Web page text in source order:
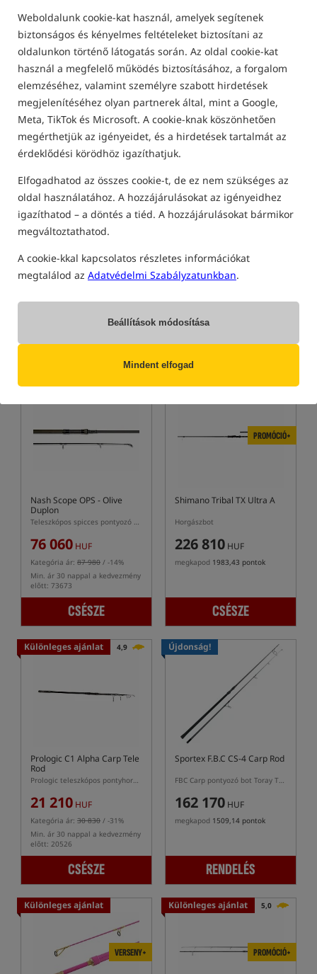
Weboldalunk cookie-kat használ, amelyek segítenek
biztonságos és kényelmes feltételeket biztosítani az
oldalunkon történő látogatás során. Az oldal cookie-kat
használ a megfelelő működés biztosításához, a forgalom
elemzéséhez, valamint személyre szabott hirdetések
megjelenítéséhez olyan partnerek által, mint a Google,
Meta, TikTok és Microsoft. A cookie-knak köszönhetően
megérthetjük az igényeidet, és a hirdetések tartalmát az
érdeklődési körödhöz igazíthatjuk.
Elfogadhatod az összes cookie-t, de ez nem szükséges az
oldal használatához. A hozzájárulásokat az igényeidhez
igazíthatod – a döntés a tiéd. A hozzájárulásokat bármikor
megváltoztathatod.
A cookie-kkal kapcsolatos részletes információkat
megtalálod az Adatvédelmi Szabályzatunkban.
Beállítások módosítása
Mindent elfogad
CSÉSZE CSÉSZE
PONTYOZÓ BOTOK
Különleges ajánlat
Fox EOS-X Rod (Full Shrink)
Pontyozó bot
20 190
Kategória ár:23 760/ -15%
Min. ár 30 nappal a kedvezmény
Rod
Pontyozó bot
358 910
megkapod2318,86 pontok
Különleges ajánlat
Nash Scope OPS - Olive
Duplon
Teleszkópos spicces pontyozó bot
76 060 HUF
Kategória ár: 87 980 / -14%
Min. ár 30 nappal a kedvezmény
előtt: 73673
CSÉSZE
5,0
PROMÓCIÓ+
Shimano Tribal TX Ultra A
Horgászbot
226 810 HUF
megkapod 1983,43 pontok
CSÉSZE
Különleges ajánlat 4,9
Prologic C1 Alpha Carp Tele
Rod
Prologic teleszkópos pontyhorgász bot
21 210 HUF
Kategória ár: 30 830 / -31%
Min. ár 30 nappal a kedvezmény
előtt: 20526
CSÉSZE
Újdonság!
Sportex F.B.C CS-4 Carp Rod
FBC Carp pontyozó bot Toray T800 blankkal
162 170 HUF
megkapod 1509,14 pontok
RENDELÉS
Különleges ajánlat
VERSENY+
Különleges ajánlat 5,0
PROMÓCIÓ+